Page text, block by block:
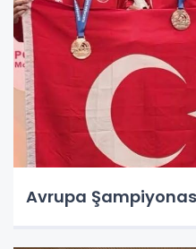
Avrupa